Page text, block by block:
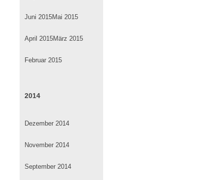
Juni 2015Mai 2015
April 2015März 2015
Februar 2015
2014
Dezember 2014
November 2014
September 2014